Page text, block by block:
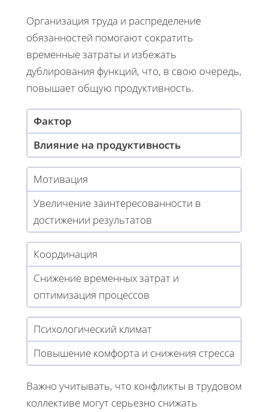
Организация труда и распределение
обязанностей помогают сократить
временные затраты и избежать
дублирования функций, что, в свою очередь,
повышает общую продуктивность.
Фактор
Влияние на продуктивность
Мотивация
Увеличение заинтересованности в
достижении результатов
Координация
Снижение временных затрат и
оптимизация процессов
Психологический климат
Повышение комфорта и снижения стресса
Важно учитывать, что конфликты в трудовом
коллективе могут серьезно снижать